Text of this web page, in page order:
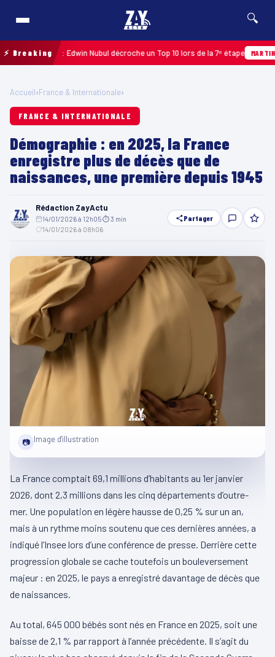
🔍
⚡ Breaking
2026 : Edwin Nubul décroche un Top 10 lors de la 7ᵉ étape MARTINIQUE
Accueil›France & Internationale›
FRANCE & INTERNATIONALE
Démographie : en 2025, la France
enregistre plus de décès que de
naissances, une première depuis 1945
Rédaction ZayActu
14/01/2026 à 12h05⏱ 3 min
14/01/2026 à 08h06
Partager
📷 Image d'illustration
La France comptait 69,1 millions d’habitants au 1er janvier
2026, dont 2,3 millions dans les cinq départements d’outre-
mer. Une population en légère hausse de 0,25 % sur un an,
mais à un rythme moins soutenu que ces dernières années, a
indiqué l’Insee lors d’une conférence de presse. Derrière cette
progression globale se cache toutefois un bouleversement
majeur : en 2025, le pays a enregistré davantage de décès que
de naissances.
Au total, 645 000 bébés sont nés en France en 2025, soit une
baisse de 2,1 % par rapport à l’année précédente. Il s’agit du